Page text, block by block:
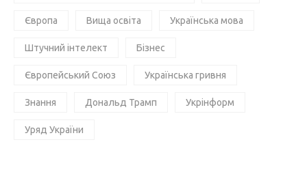
Європа Вища освіта Українська мова
Штучний інтелект Бізнес
Європейський Союз Українська гривня
Знання Дональд Трамп Укрінформ
Уряд України